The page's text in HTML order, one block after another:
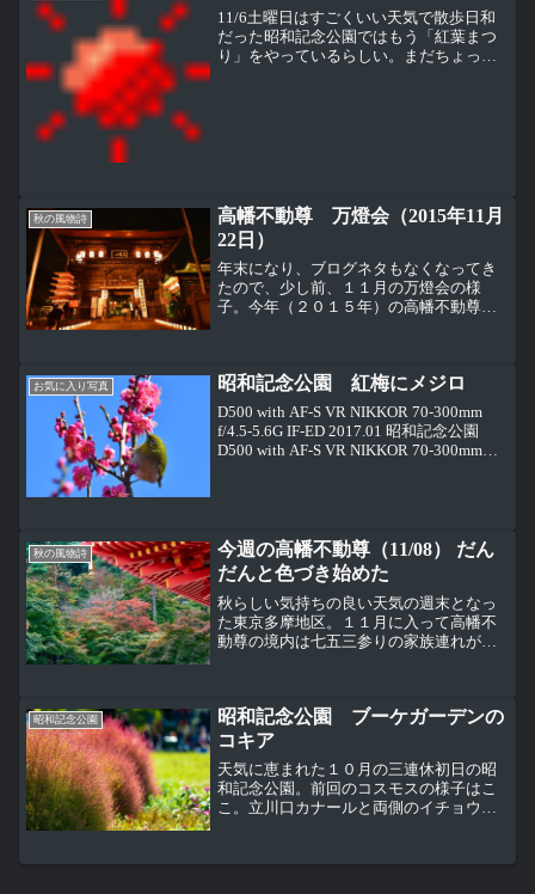
11/6土曜日はすごくいい天気で散歩日和
だった昭和記念公園ではもう「紅葉まつ
り」をやっているらしい。まだちょっと
秋の風物詩
高幡不動尊 万燈会（2015年11月
22日）
年末になり、ブログネタもなくなってき
たので、少し前、１１月の万燈会の様
子。今年（２０１５年）の高幡不動尊万
れている「たかはたもみじ灯...
お気に入り写真 昭和記念公園 紅梅にメジロ
D500 with AF-S VR NIKKOR 70-300mm
f/4.5-5.6G IF-ED 2017.01 昭和記念公園
D500 with AF-S VR NIKKOR 70-300mm
秋の風物詩
今週の高幡不動尊（11/08） だん
だんと色づき始めた
秋らしい気持ちの良い天気の週末となっ
た東京多摩地区。１１月に入って高幡不
動尊の境内は七五三参りの家族連れが目
れた古典菊（伝統菊）...
昭和記念公園
昭和記念公園 ブーケガーデンの
コキア
天気に恵まれた１０月の三連休初日の昭
和記念公園。前回のコスモスの様子はこ
こ。立川口カナールと両側のイチョウ並
を見るといまにも落ちそうな銀杏がたく